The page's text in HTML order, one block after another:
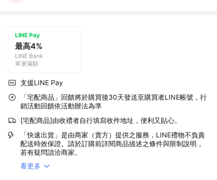
LINE Pay
最高4%
LINE Bank
單筆滿額
支援LINE Pay
「宅配商品」回饋將於購買後30天發送至購買者LINE帳號，行
銷活動回饋依活動辦法為準
[宅配商品]由收禮者自行填寫收件地址，便利又貼心。
「快速出貨」是由商家（賣方）提供之服務，LINE禮物不負責
配送時效保證。請於訂購前詳閱商品描述之條件與限制說明，
若有疑問請洽商家。
看更多